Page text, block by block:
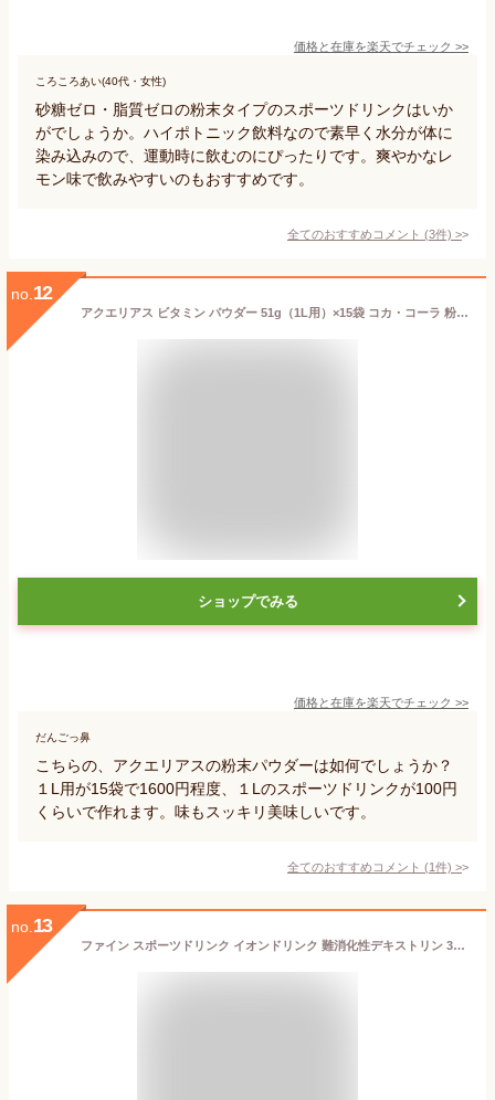
価格と在庫を楽天でチェック >>
ころころあい(40代・女性)
砂糖ゼロ・脂質ゼロの粉末タイプのスポーツドリンクはいか
がでしょうか。ハイポトニック飲料なので素早く水分が体に
染み込みので、運動時に飲むのにぴったりです。爽やかなレ
モン味で飲みやすいのもおすすめです。
全てのおすすめコメント (3件) >
no. 12
アクエリアス ビタミン パウダー 51g（1L用）×15袋 コカ・コーラ 粉末清涼飲料 ビタミン パウダー（粉末）すっきりレモン味 送料無料☆4【6221】
ショップでみる
価格と在庫を楽天でチェック >>
だんごっ鼻
こちらの、アクエリアスの粉末パウダーは如何でしょうか？
１L用が15袋で1600円程度、１Lのスポーツドリンクが100円
くらいで作れます。味もスッキリ美味しいです。
全てのおすすめコメント (1件) >
no. 13
ファイン スポーツドリンク イオンドリンク 難消化性デキストリン 33包 砂糖不使用 脂質ゼロ ビタミンC クエン酸 スポーツドリンク味 国内生産 ×3個